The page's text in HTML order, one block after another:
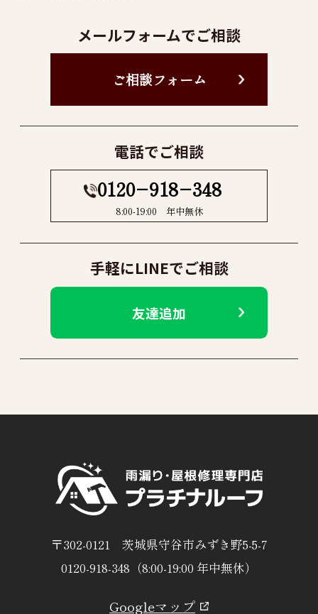
メールフォームでご相談
ご相談フォーム
電話でご相談
0120−918−348
8:00-19:00 年中無休
手軽にLINEでご相談
友達追加
〒302-0121 茨城県守谷市みずき野5-5-7
0120-918-348（8:00-19:00 年中無休）
Googleマップ